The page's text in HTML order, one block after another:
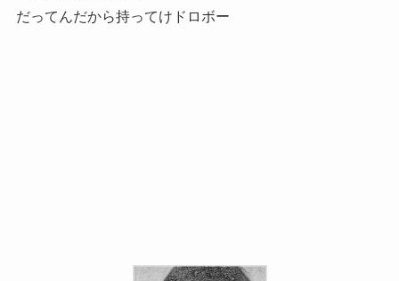
だってんだから持ってけドロボー